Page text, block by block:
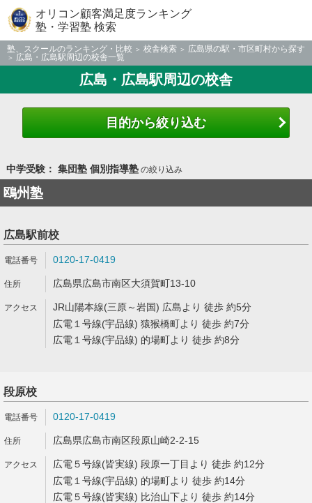
オリコン顧客満足度ランキング
塾・学習塾 検索
塾、スクールのランキング・比較 校舎検索
広島県の駅・市区町村から探す
広島・広島駅周辺の校舎一覧
広島・広島駅周辺の校舎
目的から絞り込む
中学受験： 集団塾 個別指導塾の絞り込み
鴎州塾
広島駅前校
0120-17-0419
広島県広島市南区大須賀町13-10
JR山陽本線(三原～岩国) 広島より 徒歩 約5分
広電１号線(宇品線) 猿猴橋町より 徒歩 約7分
広電１号線(宇品線) 的場町より 徒歩 約8分
段原校
0120-17-0419
広島県広島市南区段原山崎2-2-15
広電５号線(皆実線) 段原一丁目より 徒歩 約12分
広電１号線(宇品線) 的場町より 徒歩 約14分
広電５号線(皆実線) 比治山下より 徒歩 約14分